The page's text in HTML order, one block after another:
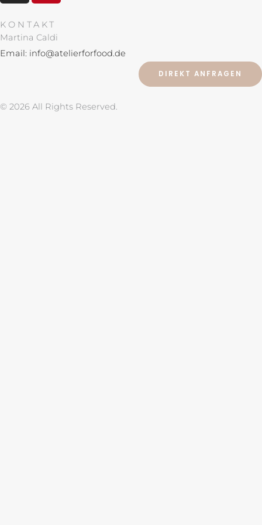
t
a
g
t
e
r
KONTAKT
Martina Caldi
Email: info@atelierforfood.de
DIREKT ANFRAGEN
© 2026 All Rights Reserved.